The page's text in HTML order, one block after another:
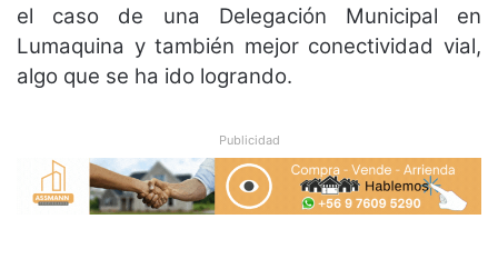
el caso de una Delegación Municipal en
Lumaquina y también mejor conectividad vial,
algo que se ha ido logrando.
Publicidad